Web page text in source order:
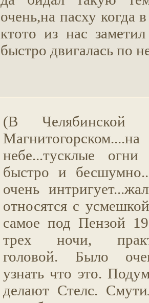
очень,на пасху когда
ктото из нас
быстро двигалась по
(В Челябинской
небе...тусклые огни
быстро и
очень
относятся с
самое под Пензой
трех ночи,
головой. Было
узнать что это.
делают Стелс.